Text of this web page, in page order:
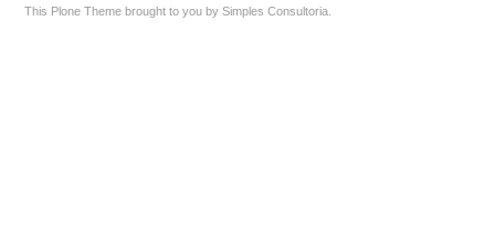
This Plone Theme brought to you by Simples Consultoria